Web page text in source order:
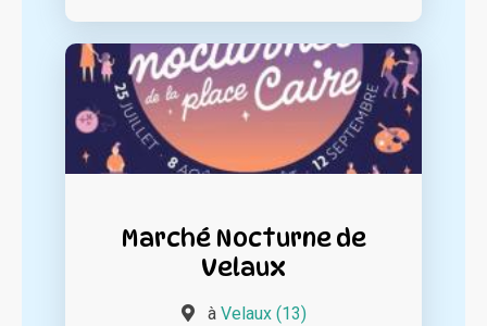
Marché Nocturne de
Velaux
à Velaux (13)